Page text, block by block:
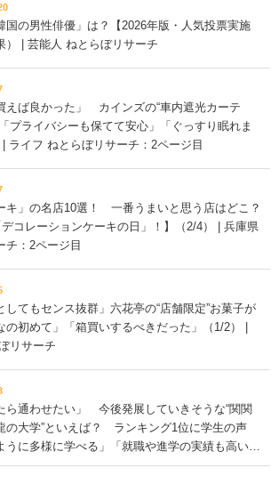
国の男性俳優」は？【2026年版・人気投票実施
） | 芸能人 ねとらぼリサーチ
えば良かった」 カインズの“車内遮光カーテ
プライバシーも保てて安心」「ぐっすり眠れま
ライフ ねとらぼリサーチ：2ページ目
キ」の名店10選！ 一番うまいと思う店はどこ？
デコレーションケーキの日」！】（2/4） | 兵庫県
チ：2ページ目
してもセンス抜群」六花亭の“店舗限定”お菓子が
初めて」「箱買いするべきだった」（1/2） |
リサーチ
ら通わせたい」 今後発展していきそうな“関関
の大学”といえば？ ランキング1位に学生の声
うに多様に学べる」「就職や進学の実績も高い」
リサーチ